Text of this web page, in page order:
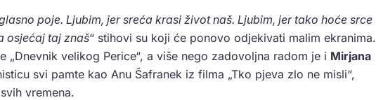
poje. Ljubim, jer sreća krasi život naš. Ljubim, jer tako hoće srce
osjećaj taj znaš“ stihovi su koji će ponovo odjekivati malim ekranima.
„Dnevnik velikog Perice“, a više nego zadovoljna radom je i Mirjana
svi pamte kao Anu Šafranek iz filma „Tko pjeva zlo ne misli“,
vremena.